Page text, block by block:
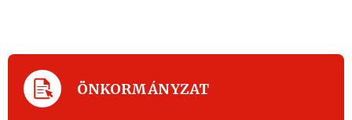
ÖNKORMÁNYZAT